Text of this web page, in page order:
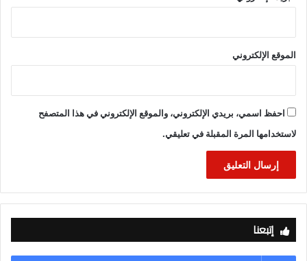
الموقع الإلكتروني
احفظ اسمي، بريدي الإلكتروني، والموقع الإلكتروني في هذا المتصفح
لاستخدامها المرة المقبلة في تعليقي.
إتبعنا